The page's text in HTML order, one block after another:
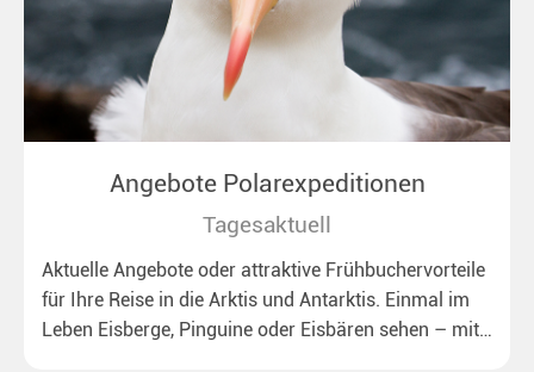
Angebote Polarexpeditionen
Tagesaktuell
Aktuelle Angebote oder attraktive Frühbuchervorteile
für Ihre Reise in die Arktis und Antarktis. Einmal im
Leben Eisberge, Pinguine oder Eisbären sehen – mit